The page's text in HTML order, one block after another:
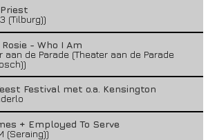
(Tilburg))
- Who I Am
aan de Parade (Theater aan de Parade
Festival met o.a. Kensington
+ Employed To Serve
(Seraing))